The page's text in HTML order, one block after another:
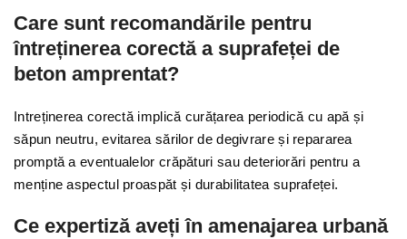
Care sunt recomandările pentru
întreținerea corectă a suprafeței de
beton amprentat?
Intreținerea corectă implică curățarea periodică cu apă și
săpun neutru, evitarea sărilor de degivrare și repararea
promptă a eventualelor crăpături sau deteriorări pentru a
menține aspectul proaspăt și durabilitatea suprafeței.
Ce expertiză aveți în amenajarea urbană